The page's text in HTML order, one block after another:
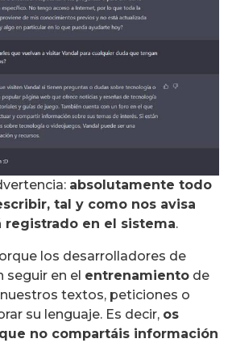
absolutamente todo
tal y como nos avisa
registrado en el sistema.
los desarrolladores de
seguir en el entrenamiento de
textos, peticiones o
su lenguaje. Es decir, os
no compartáis información